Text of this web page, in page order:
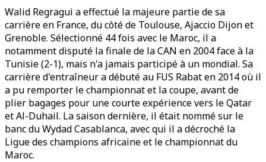
Walid Regragui a effectué la majeure partie de sa
carrière en France, du côté de Toulouse, Ajaccio Dijon et
Grenoble. Sélectionné 44 fois avec le Maroc, il a
notamment disputé la finale de la CAN en 2004 face à la
Tunisie (2-1), mais n'a jamais participé à un mondial. Sa
carrière d'entraîneur a débuté au FUS Rabat en 2014 où il
a pu remporter le championnat et la coupe, avant de
plier bagages pour une courte expérience vers le Qatar
et Al-Duhail. La saison dernière, il était nommé sur le
banc du Wydad Casablanca, avec qui il a décroché la
Ligue des champions africaine et le championnat du
Maroc.